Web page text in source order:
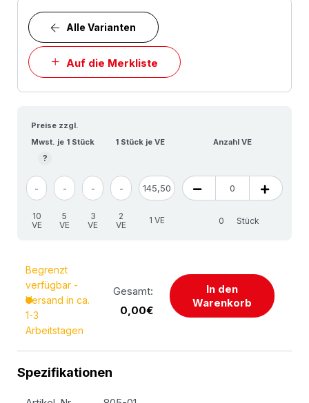
gallery
Auf die Merkliste
Alle Varianten
Preise zzgl.
Mwst. je 1 Stück
?
1 Stück je VE Anzahl VE
- - - - 145,50
10
VE
5
VE
3
VE
2
VE
1 VE Stück
Begrenzt
verfügbar -
Versand in ca.
1-3
Arbeitstagen
Gesamt:
0,00€
In den
Warenkorb
Spezifikationen